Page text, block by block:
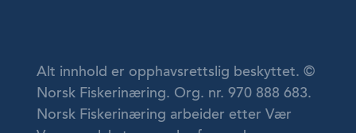
Alt innhold er opphavsrettslig beskyttet. ©
Norsk Fiskerinæring. Org. nr. 970 888 683.
Norsk Fiskerinæring arbeider etter Vær